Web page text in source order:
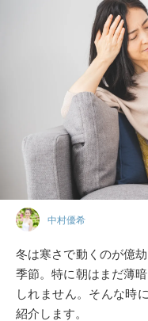
中村優希
冬は寒さで動くのが億
季節。特に朝はまだ薄
しれません。そんな時
紹介します。